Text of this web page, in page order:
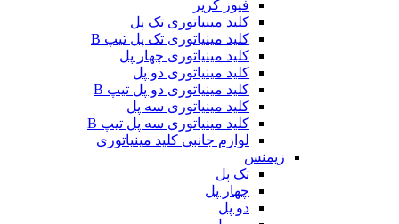
فیوز کریر
کلید مینیاتوری تک پل
کلید مینیاتوری تک پل تیپ B
کلید مینیاتوری چهار پل
کلید مینیاتوری دو پل
کلید مینیاتوری دو پل تیپ B
کلید مینیاتوری سه پل
کلید مینیاتوری سه پل تیپ B
لوازم جانبی کلید مینیاتوری
زیمنس
تک پل
چهار پل
دو پل